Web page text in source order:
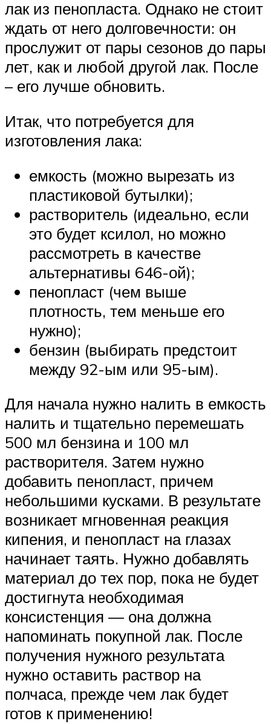
лак из пенопласта. Однако не стоит
ждать от него долговечности: он
прослужит от пары сезонов до пары
лет, как и любой другой лак. После
– его лучше обновить.
Итак, что потребуется для
изготовления лака:
емкость (можно вырезать из
пластиковой бутылки);
растворитель (идеально, если
это будет ксилол, но можно
рассмотреть в качестве
альтернативы 646-ой);
пенопласт (чем выше
плотность, тем меньше его
нужно);
бензин (выбирать предстоит
между 92-ым или 95-ым).
Для начала нужно налить в емкость
налить и тщательно перемешать
500 мл бензина и 100 мл
растворителя. Затем нужно
добавить пенопласт, причем
небольшими кусками. В результате
возникает мгновенная реакция
кипения, и пенопласт на глазах
начинает таять. Нужно добавлять
материал до тех пор, пока не будет
достигнута необходимая
консистенция — она должна
напоминать покупной лак. После
получения нужного результата
нужно оставить раствор на
полчаса, прежде чем лак будет
готов к применению!